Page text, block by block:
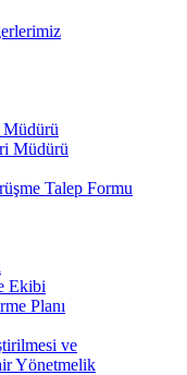
Müdürü
Talep Formu
Ekibi
Planı
ve
Yönetmelik